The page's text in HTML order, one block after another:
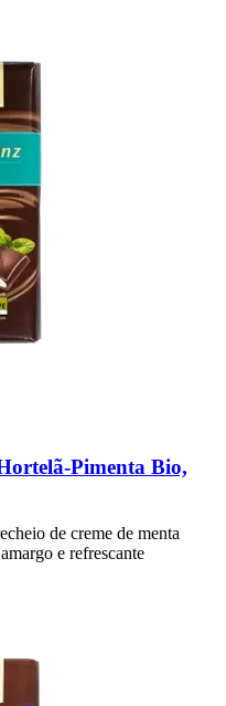
​Pimenta Bio,
de creme de menta
e refrescante